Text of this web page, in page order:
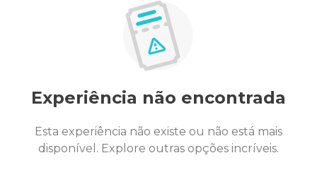
Experiência não encontrada
Esta experiência não existe ou não está mais
disponível. Explore outras opções incríveis.